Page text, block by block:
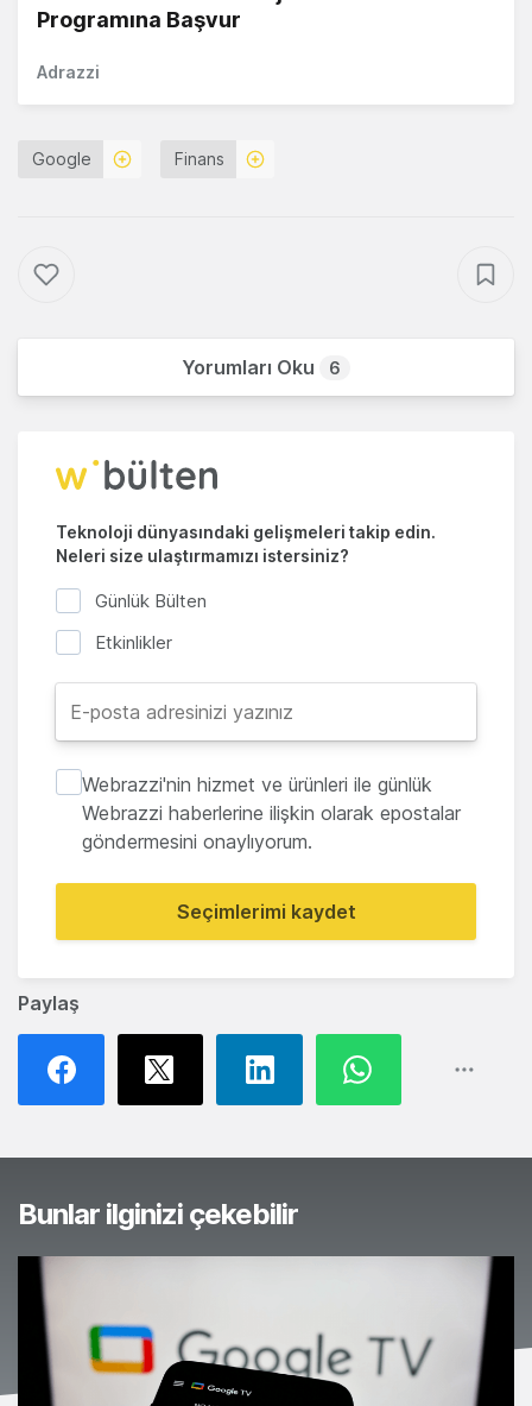
Paylaş
Programına Başvur
Adrazzi
Google Finans
Yorumları Oku 6
Teknoloji dünyasındaki gelişmeleri takip edin.
Neleri size ulaştırmamızı istersiniz?
Günlük Bülten
Etkinlikler
Webrazzi'nin hizmet ve ürünleri ile günlük
Webrazzi haberlerine ilişkin olarak epostalar
göndermesini onaylıyorum.
Seçimlerimi kaydet
Bunlar ilginizi çekebilir